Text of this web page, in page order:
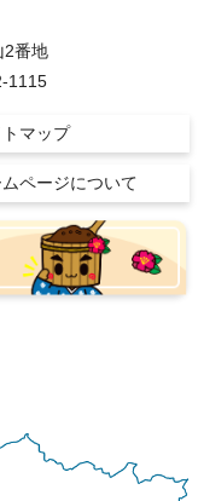
番地
1115
マップ
ページについて